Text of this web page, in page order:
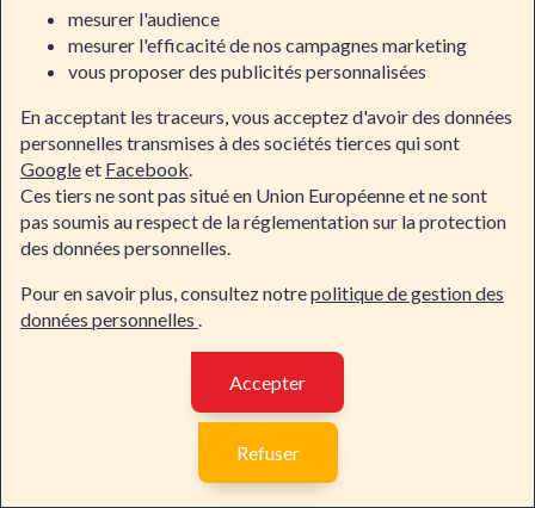
Contacter Dawan
professionnels de l'IT qui veulent développer des
compétences pertinentes et recherchées dans le domaine
du cloud computing. Elle offre la possibilité d'augmenter
plus rapidement.
Pourquoi suivre une formation AWS
chez Dawan ?
Suivre uneformation AWSchez Dawan présente de
nombreux avantages pour les professionnels cherchant à
maîtriser les services du leader mondial du cloud
computing :
Formateurs experts: Lesformateurs AWS
Dawan sont des experts qualifiés dans le domaine de
AWS, possédant non seulement une solide
compréhension théorique mais aussi une expérience
pratique extensive des technologies AWS. Leur expertise
permet d'apporter des explications claires sur des
mesurer l'audience
mesurer l'efficacité de nos campagnes marketing
vous proposer des publicités personnalisées
En acceptant les traceurs, vous acceptez d'avoir des données
personnelles transmises à des sociétés tierces qui sont
Googleet Facebook.
Ces tiers ne sont pas situé en Union Européenne et ne sont
pas soumis au respect de la réglementation sur la protection
des données personnelles.
Pour en savoir plus, consultez notrepolitique de gestion des
données personnelles .
Accepter
Refuser